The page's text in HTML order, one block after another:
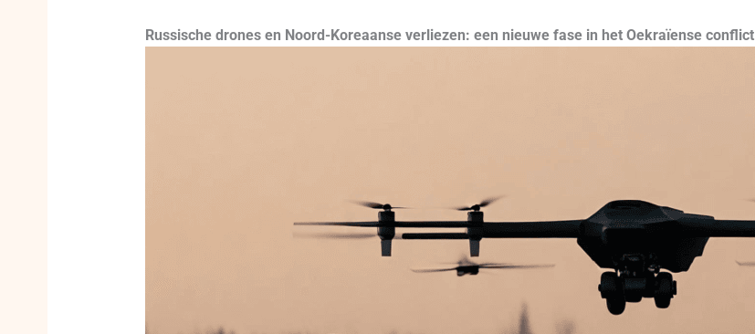
Russische drones en Noord-Koreaanse verliezen: een nieuwe fase in het Oekraïense conflict